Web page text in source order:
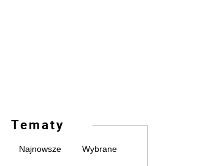
Tematy
Najnowsze Wybrane